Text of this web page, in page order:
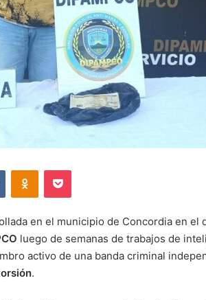
VKontakteOdnoklassniki
Pocket
en el municipio de Concordia en el
luego de semanas de trabajos de
activo de una banda criminal
.